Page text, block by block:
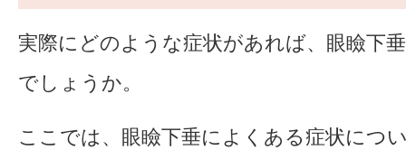
実際にどのような症状があれば、眼瞼下
でしょうか。
ここでは、眼瞼下垂によくある症状につ